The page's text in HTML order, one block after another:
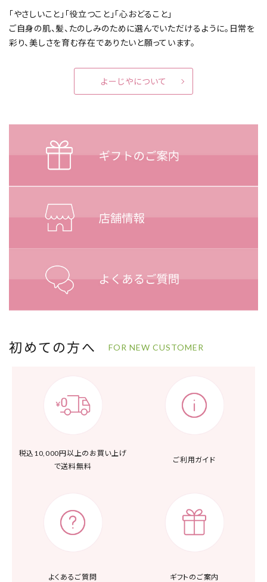
「やさしいこと」「役立つこと」「心おどること」
ご自身の肌、髪、たのしみのために選んでいただけるように。 日常を
彩り、美しさを育む存在でありたいと願っています。
よーじやについて
初めての方へ FOR NEW CUSTOMER
税込10,000円以上の お買い上げ
で送料無料
ご利用ガイド
よくあるご質問 ギフトのご案内